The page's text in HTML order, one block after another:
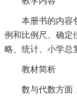
本册书的内容
例和比例尺、确定
略、统计、小学总
教材简析
数与代数方面